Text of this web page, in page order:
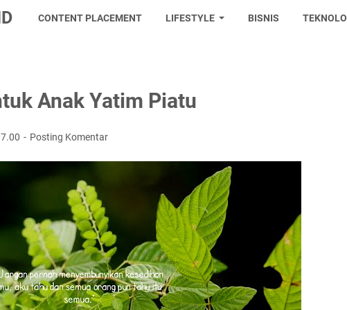
CONTENT PLACEMENT LIFESTYLE BISNIS
Anak Yatim Piatu
Posting Komentar